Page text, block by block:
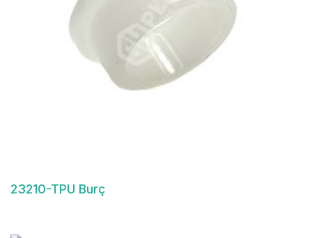
23210-TPU Burç